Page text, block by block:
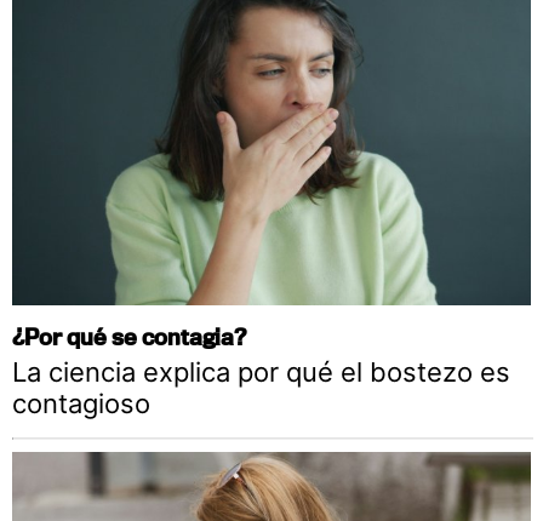
¿Por qué se contagia?
La ciencia explica por qué el bostezo es
contagioso